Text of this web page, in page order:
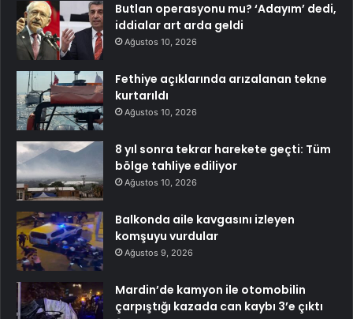
Butlan operasyonu mu? ‘Adayım’ dedi,
iddialar art arda geldi
Ağustos 10, 2026
Fethiye açıklarında arızalanan tekne
kurtarıldı
Ağustos 10, 2026
8 yıl sonra tekrar harekete geçti: Tüm
bölge tahliye ediliyor
Ağustos 10, 2026
Balkonda aile kavgasını izleyen
komşuyu vurdular
Ağustos 9, 2026
Mardin’de kamyon ile otomobilin
çarpıştığı kazada can kaybı 3’e çıktı